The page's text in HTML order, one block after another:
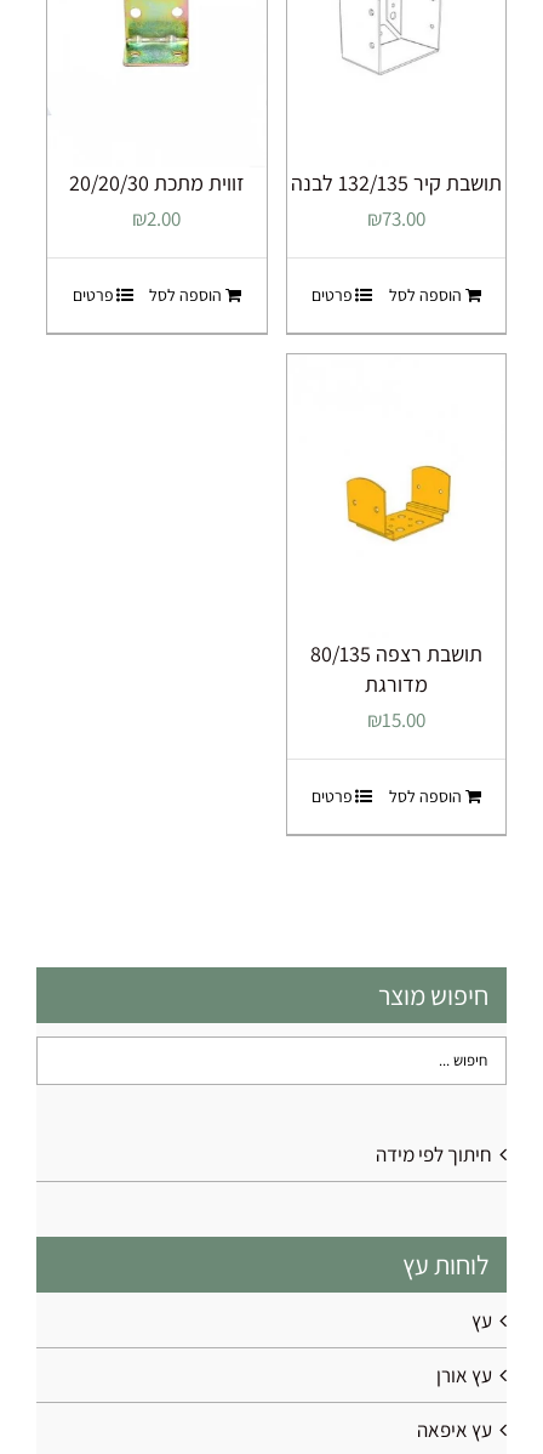
תושבת קיר 132/135 לבנה
₪73.00
הוספה לסל פרטים
זווית מתכת 20/20/30
₪2.00
הוספה לסל פרטים
תושבת רצפה 80/135
מדורגת
₪15.00
הוספה לסל פרטים
חיפוש מוצר
חיתוך לפי מידה
לוחות עץ
עץ
עץ אורן
עץ איפאה